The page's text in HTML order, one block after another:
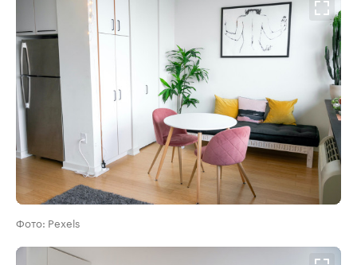
Фото: Pexels